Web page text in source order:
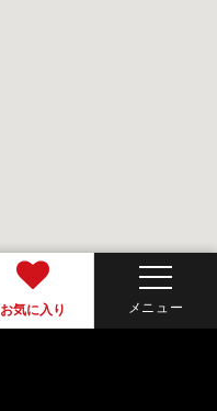
お気に入り